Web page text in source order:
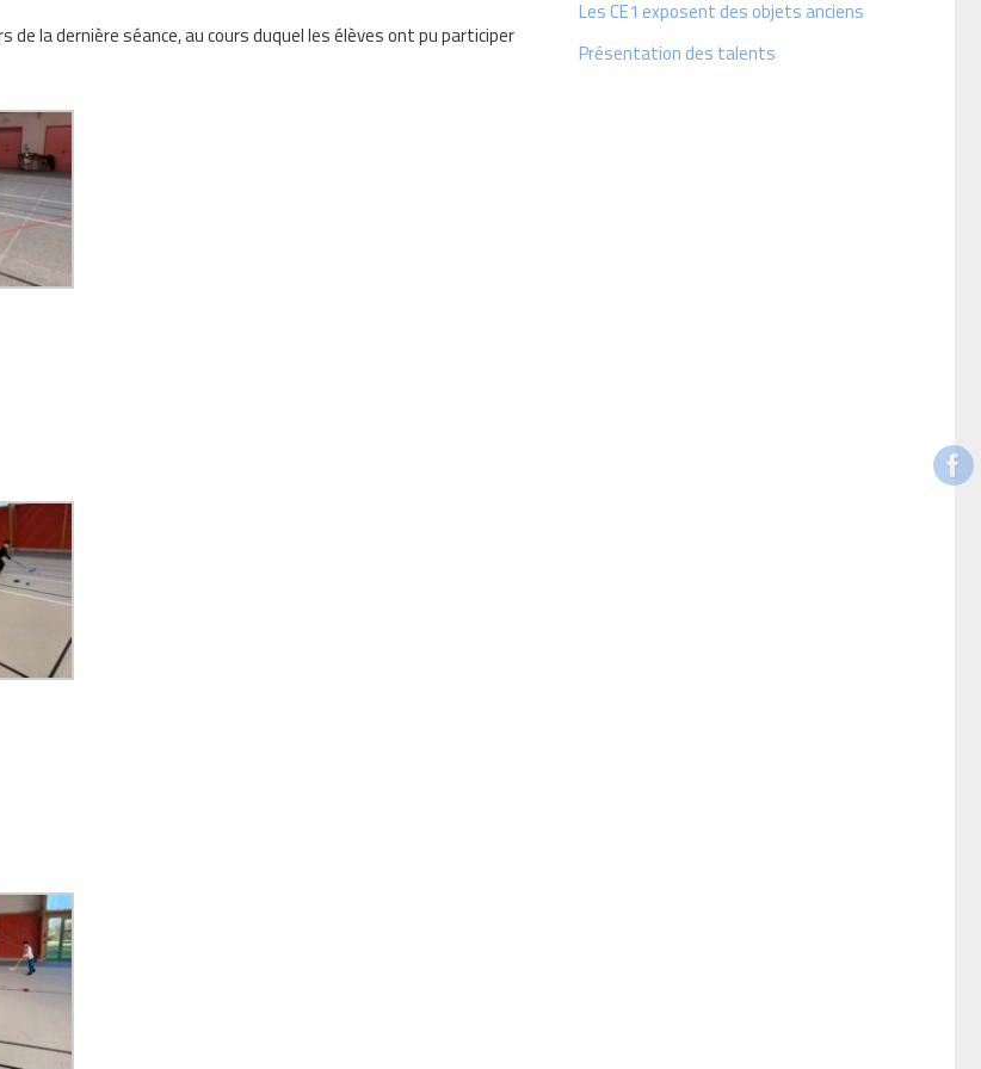
de la dernière séance, au cours duquel les élèves ont pu participer
Les CE1 exposent des objets anciens
Présentation des talents